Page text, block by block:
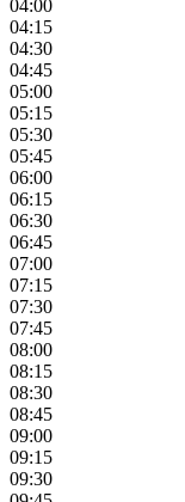
04:00
04:15
04:30
04:45
05:00
05:15
05:30
05:45
06:00
06:15
06:30
06:45
07:00
07:15
07:30
07:45
08:00
08:15
08:30
08:45
09:00
09:15
09:30